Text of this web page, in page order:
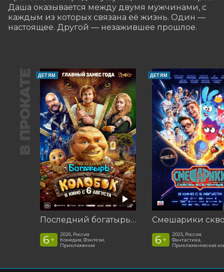
Даша оказывается между двумя мужчинами, с
каждым из которых связана её жизнь. Один —
настоящее. Другой — незажившее прошлое.
В ПРОКАТЕ ДЕТЯМ
Последний богатырь. Колобок
6 +
2026, Россия
Комедия, Фэнтези,
Приключения
ДЕТЯМ
6 +
2025, Россия
Фантастика,
Приключенческая